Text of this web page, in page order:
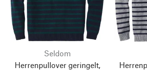
Seldom
Herrenpullover geringelt,